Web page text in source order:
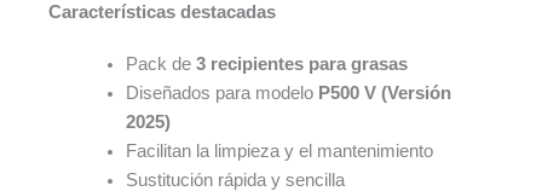
Características destacadas
Pack de 3 recipientes para grasas
Diseñados para modelo P500 V (Versión
2025)
Facilitan la limpieza y el mantenimiento
Sustitución rápida y sencilla